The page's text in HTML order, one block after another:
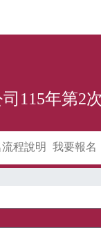
115年第2
程說明 我要報名